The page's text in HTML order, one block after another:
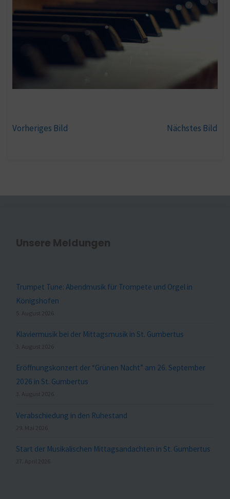
Vorheriges Bild Nächstes Bild
Unsere Meldungen
Trumpet Tune: Abendmusik für Trompete und Orgel in
Königshofen
5. August 2026
Klaviermusik bei der Mittagsmusik in St. Gumbertus
3. August 2026
Eröffnungskonzert der “Grünen Nacht” am 26. September
2026 in St. Gumbertus
3. August 2026
Verabschiedung in den Ruhestand
29. Mai 2026
Start der Musikalischen Mittagsandachten in St. Gumbertus
27. April 2026